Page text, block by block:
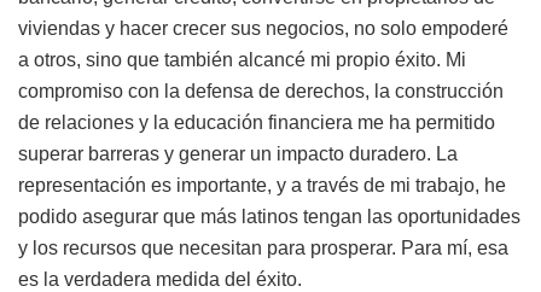
viviendas y hacer crecer sus negocios, no solo empoderé
a otros, sino que también alcancé mi propio éxito. Mi
compromiso con la defensa de derechos, la construcción
de relaciones y la educación financiera me ha permitido
superar barreras y generar un impacto duradero. La
representación es importante, y a través de mi trabajo, he
podido asegurar que más latinos tengan las oportunidades
y los recursos que necesitan para prosperar. Para mí, esa
es la verdadera medida del éxito.